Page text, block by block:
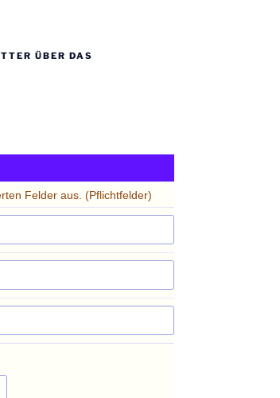
ÜBER DAS
Felder aus. (Pflichtfelder)